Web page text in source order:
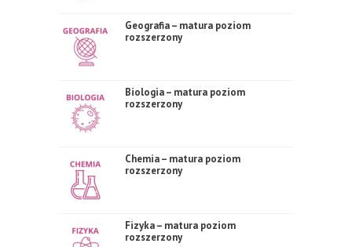
Geografia – matura poziom
rozszerzony
Biologia – matura poziom
rozszerzony
Chemia – matura poziom
rozszerzony
Fizyka – matura poziom
rozszerzony